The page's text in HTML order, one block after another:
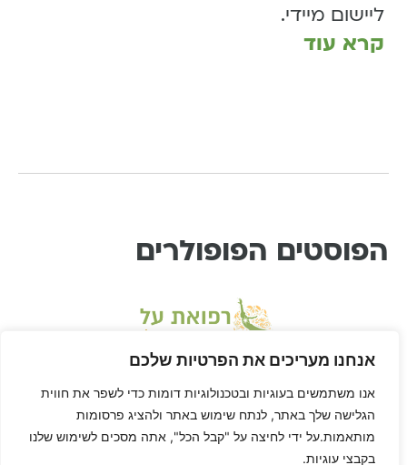
אנחנו מעריכים את הפרטיות שלכם
אנו משתמשים בעוגיות ובטכנולוגיות דומות כדי לשפר את חווית
הגלישה שלך באתר, לנתח שימוש באתר ולהציג פרסומות
מותאמות.על ידי לחיצה על "קבל הכל", אתה מסכים לשימוש שלנו
בקבצי עוגיות.
ליישום מיידי.
קרא עוד
הפוסטים הפופולרים
* דיסקליימר: דן הוא לא רופא ורפואת-על היא שיטה בתחום הרפואה המשלימה, ולא